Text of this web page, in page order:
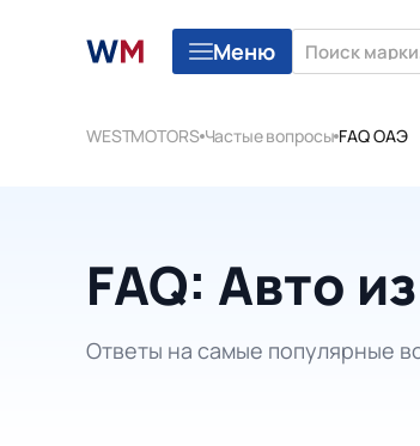
Меню
WESTMOTORS Частые вопросы FAQ ОАЭ
FAQ: Авто
Ответы на самые популярные